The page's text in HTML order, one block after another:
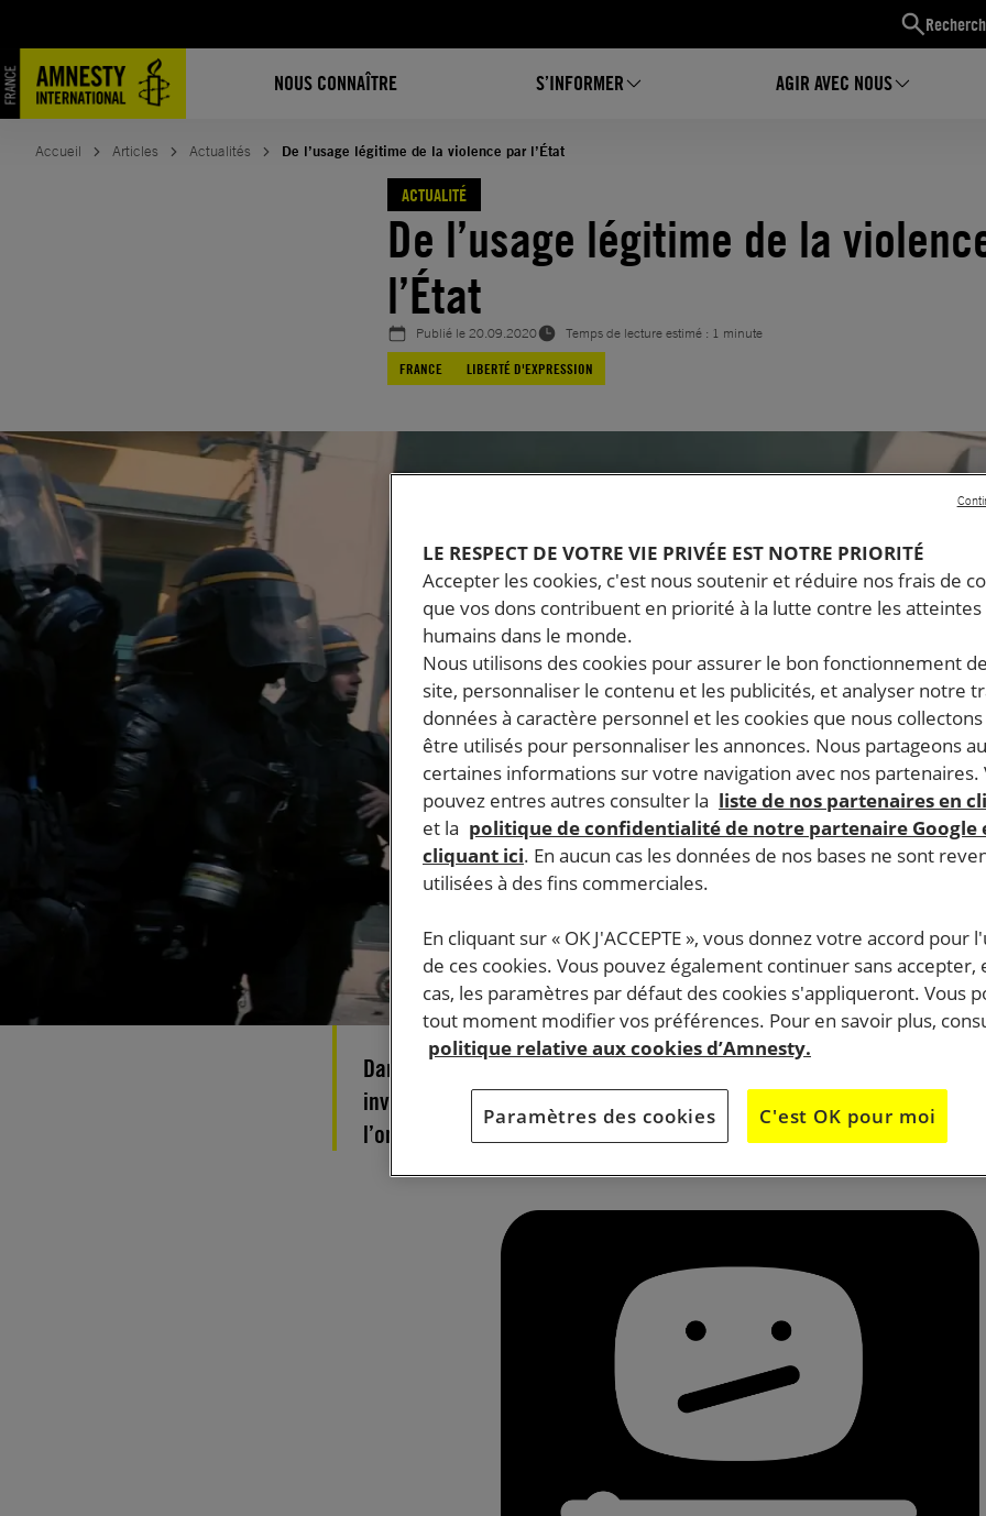
NOUS CONNAÎTRE S’INFORMER AGIR AVEC NOUS
contenu
Accueil Articles Actualités De l’usage légitime de la violence par l’État
ACTUALITÉ
De l’usage légitime de la
l’État
Publié le20.09.2020
Temps de lecture estimé : 1 minute
FRANCE
LIBERTÉ D'EXPRESSION
Dans le documentaire « Un pays qui se tient sage », David Dufresne
invite les citoyens à interroger et confronter leurs points de vue sur
l’ordre social et la légitimité de l’usage de la violence par l’État.
LE RESPECT DE VOTRE VIE PRIVÉE EST NOTRE PRIORITÉ
Accepter les cookies, c'est nous soutenir et réduire nos frais de
que vos dons contribuent en priorité à la lutte contre les
humains dans le monde.
Nous utilisons des cookies pour assurer le bon fonctionnement
site, personnaliser le contenu et les publicités, et analyser notre
données à caractère personnel et les cookies que nous
être utilisés pour personnaliser les annonces. Nous partageons
certaines informations sur votre navigation avec nos partenaires.
pouvez entres autres consulter la liste de nos partenaires en
et la politique de confidentialité de notre partenaire Google
cliquant ici. En aucun cas les données de nos bases ne sont
utilisées à des fins commerciales.
En cliquant sur « OK J'ACCEPTE », vous donnez votre accord pour
de ces cookies. Vous pouvez également continuer sans accepter,
cas, les paramètres par défaut des cookies s'appliqueront. Vous
tout moment modifier vos préférences. Pour en savoir plus,
politique relative aux cookies d’Amnesty.
Paramètres des cookies C'est OK pour moi